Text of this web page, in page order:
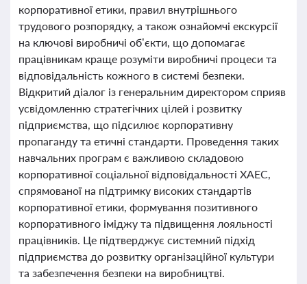
корпоративної етики, правил внутрішнього
трудового розпорядку, а також ознайомчі екскурсії
на ключові виробничі об’єкти, що допомагає
працівникам краще розуміти виробничі процеси та
відповідальність кожного в системі безпеки.
Відкритий діалог із генеральним директором сприяв
усвідомленню стратегічних цілей і розвитку
підприємства, що підсилює корпоративну
пропаганду та етичні стандарти. Проведення таких
навчальних програм є важливою складовою
корпоративної соціальної відповідальності ХАЕС,
спрямованої на підтримку високих стандартів
корпоративної етики, формування позитивного
корпоративного іміджу та підвищення лояльності
працівників. Це підтверджує системний підхід
підприємства до розвитку організаційної культури
та забезпечення безпеки на виробництві.